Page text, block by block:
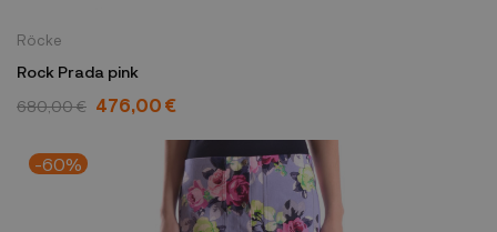
Röcke
Rock Prada pink
680,00 € 476,00 €
-60%